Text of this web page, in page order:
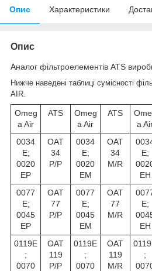
Опис Характеристики
Опис
Аналог фільтроелементів ATS
Нижче наведені таблиці сумісності
AIR.
Omeg
a Air
ATS
Omeg
a Air
ATS
a
0034
E;
0020
EP
OAT
34
P/P
0034
E;
0020
EM
OAT
34
M/R
E;
EH
0077
E;
0045
EP
OAT
77
P/P
0077
E;
0045
EM
OAT
77
M/R
E;
EH
0119E
;
0070
OAT
119
P/P
0119E
;
0070
OAT
119
M/R
;